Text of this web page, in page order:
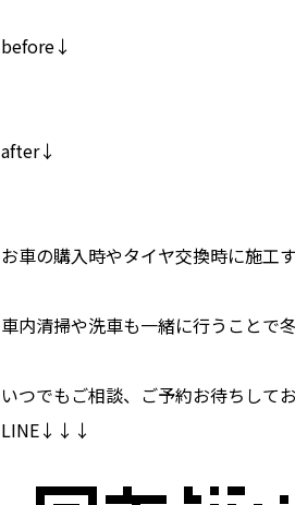
before↓
after↓
お車の購入時やタイヤ交換時に施工
車内清掃や洗車も一緒に行うことで
いつでもご相談、ご予約お待ちして
LINE↓↓↓